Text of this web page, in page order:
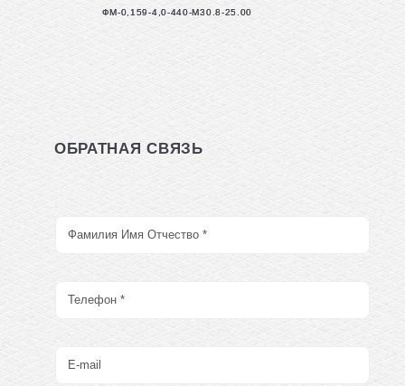
ФМ-0,159-4,0-440-М30.8-25.00
ОБРАТНАЯ СВЯЗЬ